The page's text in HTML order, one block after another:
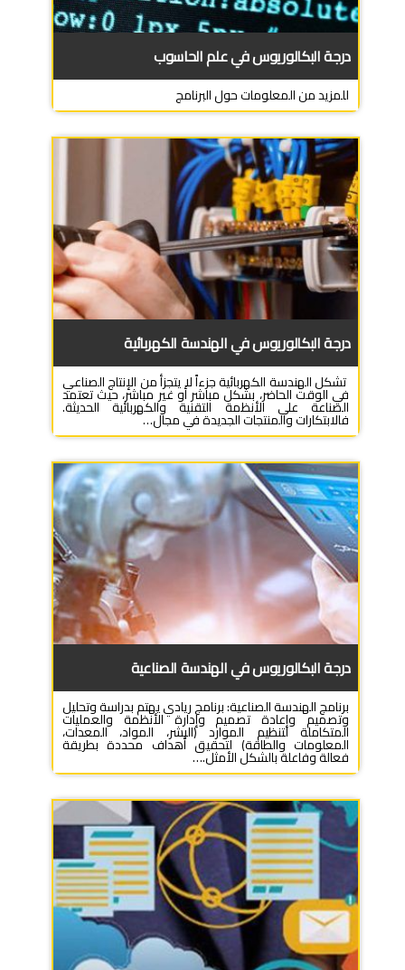
درجة البكالوريوس في علم الحاسوب
للمزيد من المعلومات حول البرنامج
درجة البكالوريوس في الهندسة الكهربائية
تشكل الهندسة الكهربائية جزءاً لا يتجزأ من الإنتاج الصناعي
في الوقت الحاضر، بشكل مباشر أو غير مباشر، حيث تعتمد
الصناعة على الأنظمة التقنية والكهربائية الحديثة.
فالابتكارات والمنتجات الجديدة في مجال…
درجة البكالوريوس في الهندسة الصناعية
برنامج الهندسة الصناعية: برنامج ريادي يهتم بدراسة وتحليل
وتصميم وإعادة تصميم وإدارة الأنظمة والعمليات
المتكاملة لتنظيم الموارد (البشر، المواد، المعدات،
المعلومات والطاقة) لتحقيق أهداف محددة بطريقة
فعالة وفاعلة بالشكل الأمثل.…